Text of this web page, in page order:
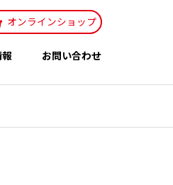
オンラインショップ
お問い合わせ